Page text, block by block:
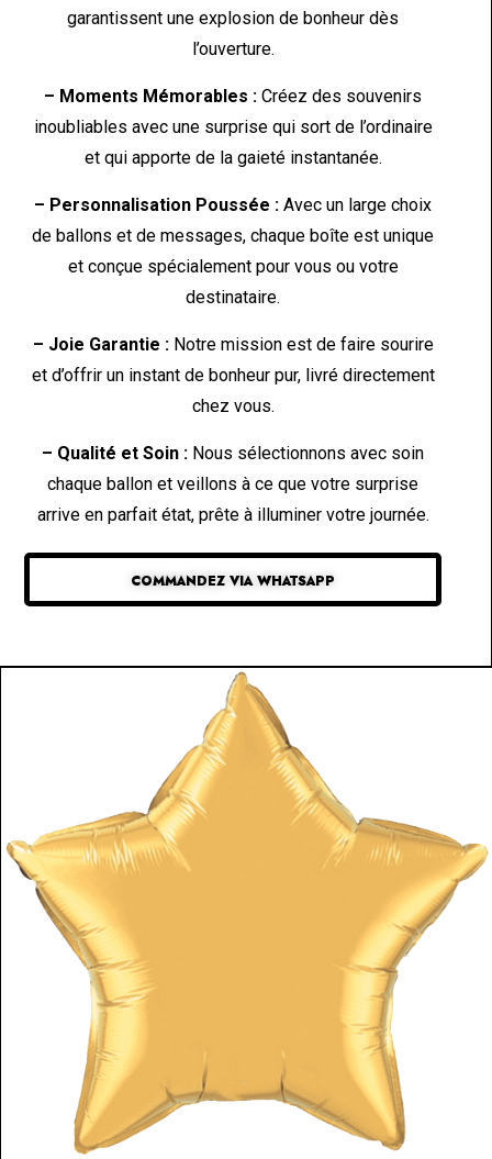
garantissent une explosion de bonheur dès
l’ouverture.
– Moments Mémorables : Créez des souvenirs
inoubliables avec une surprise qui sort de l’ordinaire
et qui apporte de la gaieté instantanée.
– Personnalisation Poussée : Avec un large choix
de ballons et de messages, chaque boîte est unique
et conçue spécialement pour vous ou votre
destinataire.
– Joie Garantie :Notre mission est de faire sourire
et d’offrir un instant de bonheur pur, livré directement
chez vous.
– Qualité et Soin : Nous sélectionnons avec soin
chaque ballon et veillons à ce que votre surprise
arrive en parfait état, prête à illuminer votre journée.
COMMANDEZ VIA WHATSAPP